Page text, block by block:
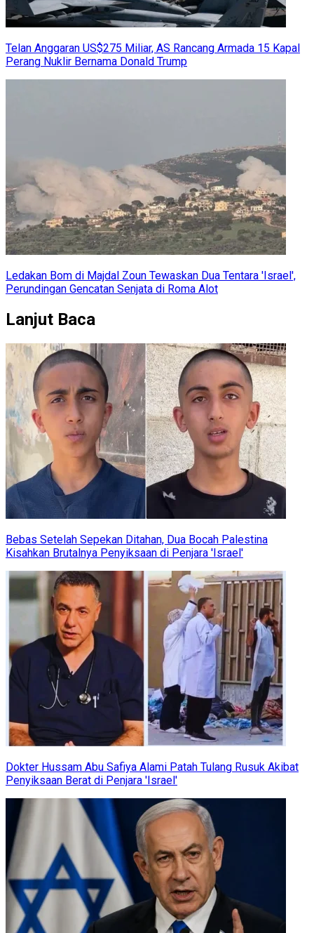
Telan Anggaran US$275 Miliar, AS Rancang Armada 15 Kapal
Perang Nuklir Bernama Donald Trump
Ledakan Bom di Majdal Zoun Tewaskan Dua Tentara 'Israel',
Perundingan Gencatan Senjata di Roma Alot
Lanjut Baca
Bebas Setelah Sepekan Ditahan, Dua Bocah Palestina
Kisahkan Brutalnya Penyiksaan di Penjara 'Israel'
Dokter Hussam Abu Safiya Alami Patah Tulang Rusuk Akibat
Penyiksaan Berat di Penjara 'Israel'